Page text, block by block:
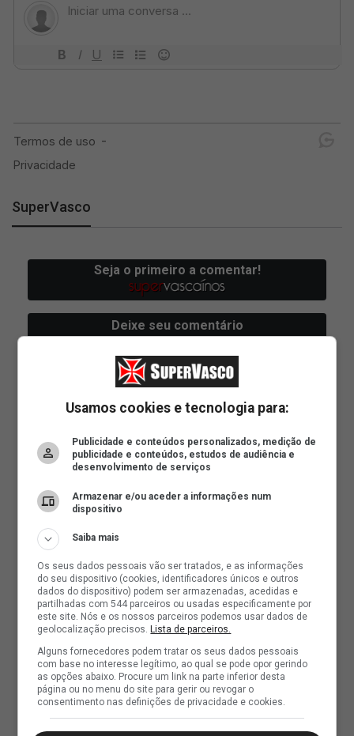
SuperVasco
Usamos cookies e tecnologia para:
Publicidade e conteúdos personalizados, medição de
publicidade e conteúdos, estudos de audiência e
desenvolvimento de serviços
Armazenar e/ou aceder a informações num
dispositivo
Saiba mais
Os seus dados pessoais vão ser tratados, e as informações
do seu dispositivo (cookies, identificadores únicos e outros
dados do dispositivo) podem ser armazenadas, acedidas e
partilhadas com 544 parceiros ou usadas especificamente por
este site. Nós e os nossos parceiros podemos usar dados de
geolocalização precisos. Lista de parceiros.
Alguns fornecedores podem tratar os seus dados pessoais
com base no interesse legítimo, ao qual se pode opor gerindo
as opções abaixo. Procure um link na parte inferior desta
página ou no menu do site para gerir ou revogar o
consentimento nas definições de privacidade e cookies.